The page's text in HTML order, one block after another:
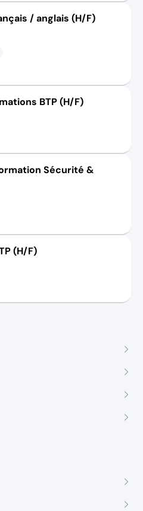
/ anglais (H/F)
BTP (H/F)
Sécurité &
(H/F)